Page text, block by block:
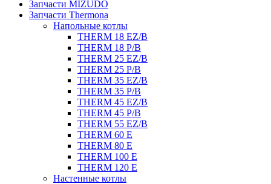
Запчасти MIZUDO
Запчасти Thermona
Напольные котлы
THERM 18 EZ/B
THERM 18 P/B
THERM 25 EZ/B
THERM 25 P/B
THERM 35 EZ/B
THERM 35 P/B
THERM 45 EZ/B
THERM 45 P/B
THERM 55 EZ/B
THERM 60 E
THERM 80 E
THERM 100 E
THERM 120 E
Настенные котлы